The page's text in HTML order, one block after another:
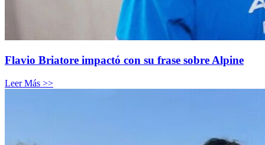
Flavio Briatore impactó con su frase sobre Alpine
Leer Más >>